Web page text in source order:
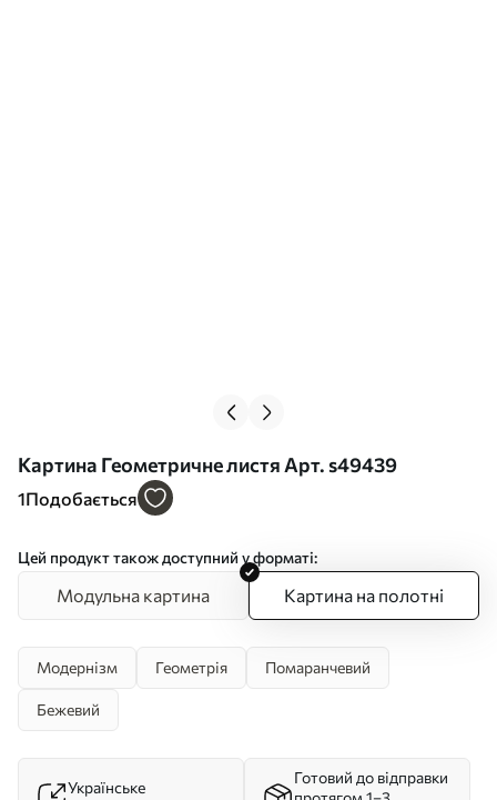
Картина Геометричне листя Арт. s49439
1Подобається
Цей продукт також доступний у форматі:
Модульна картина Картина на полотні
Модернізм Геометрія Помаранчевий
Бежевий
Українське
Готовий до відправки